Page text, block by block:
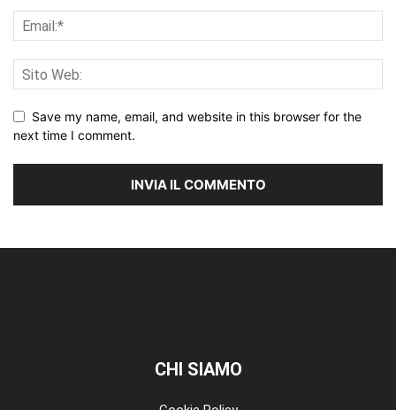
Save my name, email, and website in this browser for the
next time I comment.
CHI SIAMO